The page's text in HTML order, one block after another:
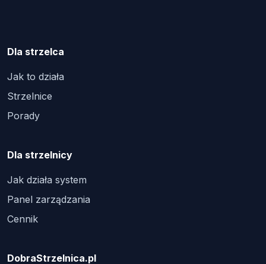
Dla strzelca
Jak to działa
Strzelnice
Porady
Dla strzelnicy
Jak działa system
Panel zarządzania
Cennik
DobraStrzelnica.pl